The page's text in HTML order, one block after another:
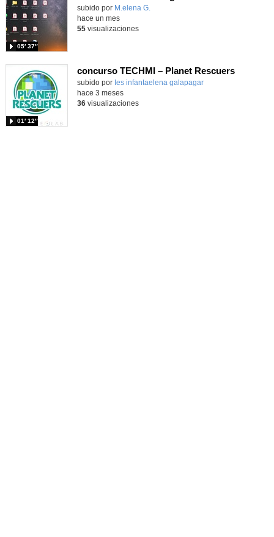
Contenido educativo.
subido por M.elena G.
05′ 37″
hace un mes
55visualizaciones
concurso TECHMI – Planet Rescuers
subido por Ies infantaelena galapagar
01′ 12″
-
hace 3 meses
36visualizaciones